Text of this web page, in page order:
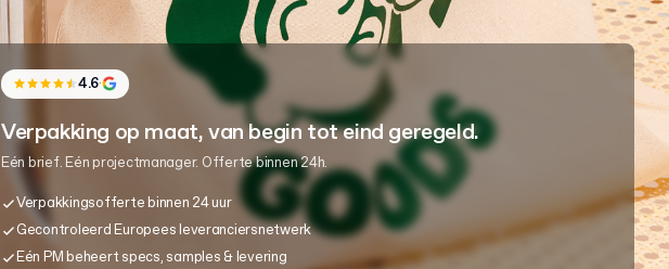
4.6·
Verpakking op maat, van begin tot eind geregeld.
Eén brief. Eén projectmanager. Offerte binnen 24h.
Verpakkingsofferte binnen 24 uur
Gecontroleerd Europees leveranciersnetwerk
Eén PM beheert specs, samples & levering